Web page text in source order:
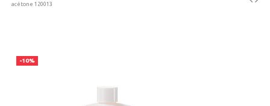
acétone 120013
-10%